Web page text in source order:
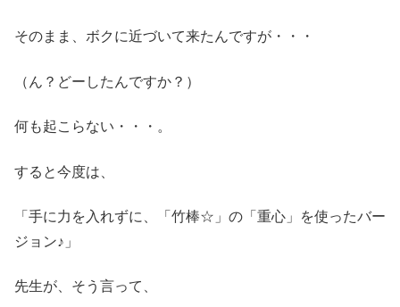
そのまま、ボクに近づいて来たんですが・・・
（ん？どーしたんですか？）
何も起こらない・・・。
すると今度は、
「手に力を入れずに、「竹棒☆」の「重心」を使ったバー
ジョン♪」
先生が、そう言って、